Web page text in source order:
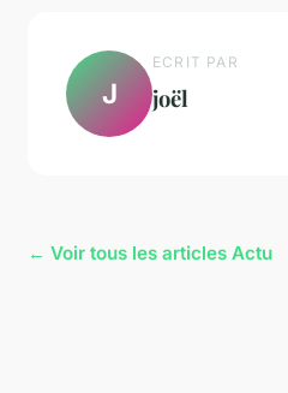
J
ECRIT PAR
joël
← Voir tous les articles Actu